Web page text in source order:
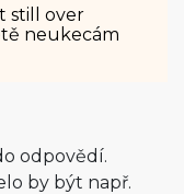
still over
neukecám
odpovědí.
by být např.